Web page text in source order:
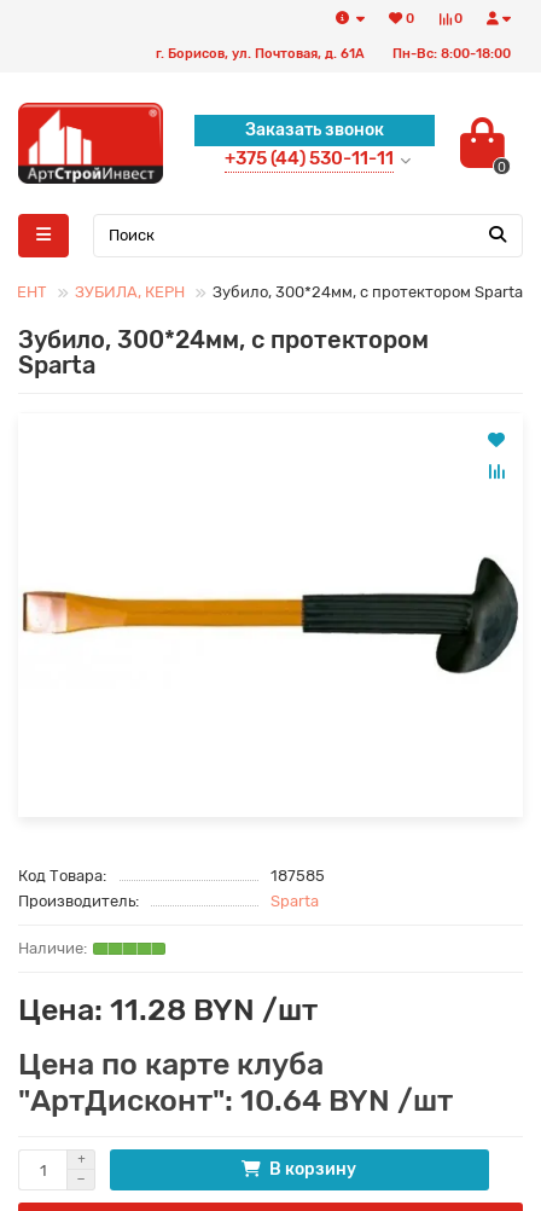
0
0
г. Борисов, ул. Почтовая, д. 61А Пн-Вс: 8:00-18:00
Заказать звонок
+375 (44) 530-11-11 0
ЗУБИЛА, КЕРН Зубило, 300*24мм, с протектором Sparta
Зубило, 300*24мм, с протектором
Sparta
Код Товара:
187585
Производитель:
Sparta
Цена: 11.28 BYN /шт
Цена по карте клуба
"АртДисконт": 10.64 BYN /шт
В корзину